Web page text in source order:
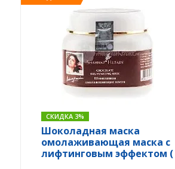
СКИДКА 3%
Шоколадная маска
омолаживающая маска с
лифтинговым эффектом (